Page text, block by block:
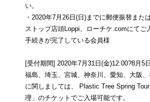
い。
・2020年7月26日(日)までに郵便振替また
ストップ店頭Loppi、ローチケ.comにてご
手続きが完了している会員様
[受付期間] 2020年7月31日(金)12:00?8月5
福島、埼玉、宮城、神奈川、愛知、大阪
に関しましては、 Plastic Tree Spring
理」のチケットでご入場可能です。